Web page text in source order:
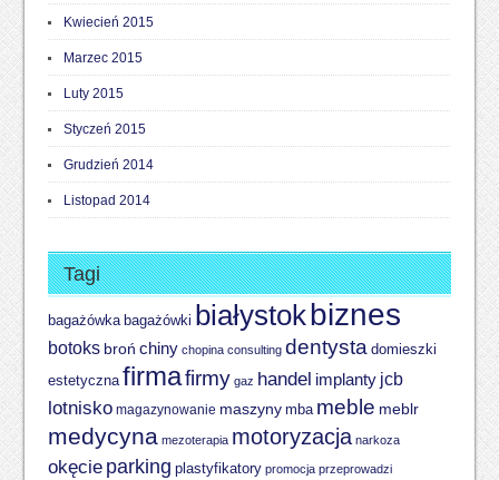
Kwiecień 2015
Marzec 2015
Luty 2015
Styczeń 2015
Grudzień 2014
Listopad 2014
Tagi
bagażówka bagażówki białystokbiznes
botoks broń chiny chopina consulting dentysta domieszki
estetyczna firmafirmy gaz handel implanty jcb
lotnisko magazynowanie maszyny mba meble meblr
medycyna mezoterapia motoryzacja narkoza
okęcie parking plastyfikatory promocja przeprowadzi